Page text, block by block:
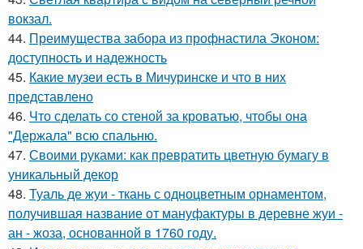
вокзал.
44. Преимущества забора из профнастила Эконом:
доступность и надежность
45. Какие музеи есть в Мичуринске и что в них
представлено
46. Что сделать со стеной за кроватью, чтобы она
"Держала" всю спальню.
47. Своими руками: как превратить цветную бумагу в
уникальный декор
48. Туаль де жуи - ткань с одноцветным орнаментом,
получившая название от мануфактуры в деревне жуи -
ан - жоза, основанной в 1760 году.